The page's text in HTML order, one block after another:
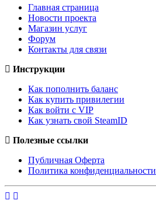
Главная страница
Новости проекта
Магазин услуг
Форум
Контакты для связи
Инструкции
Как пополнить баланс
Как купить привилегии
Как войти с VIP
Как узнать свой SteamID
Полезные ссылки
Публичная Оферта
Политика конфиденциальности